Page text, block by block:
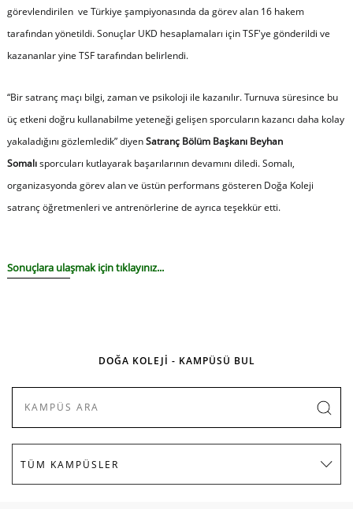
görevlendirilen ve Türkiye şampiyonasında da görev alan 16 hakem
tarafından yönetildi. Sonuçlar UKD hesaplamaları için TSF'ye gönderildi ve
kazananlar yine TSF tarafından belirlendi.
“Bir satranç maçı bilgi, zaman ve psikoloji ile kazanılır. Turnuva süresince bu
üç etkeni doğru kullanabilme yeteneği gelişen sporcuların kazancı daha kolay
yakaladığını gözlemledik”diyenSatranç Bölüm Başkanı Beyhan
Somalısporcuları kutlayarak başarılarının devamını diledi. Somalı,
organizasyonda görev alan ve üstün performans gösteren Doğa Koleji
satranç öğretmenleri ve antrenörlerine de ayrıca teşekkür etti.
Sonuçlara ulaşmak içintıklayınız...
DOĞA KOLEJİ - KAMPÜSÜ BUL